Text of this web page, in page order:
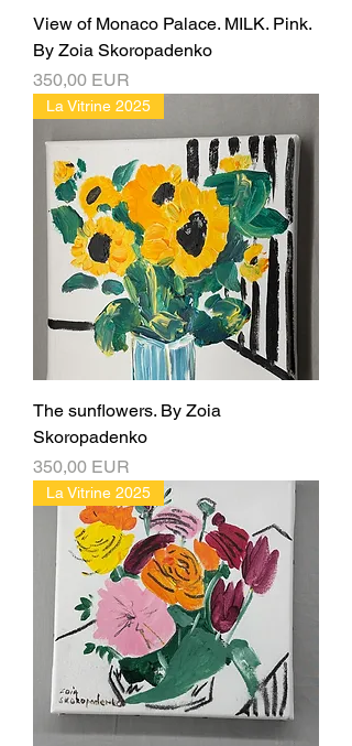
View of Monaco Palace. MILK. Pink.
By Zoia Skoropadenko
Ціна
350,00 EUR
La Vitrine 2025
The sunflowers. By Zoia
Skoropadenko
Ціна
350,00 EUR
La Vitrine 2025